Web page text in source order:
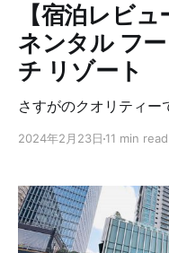
【宿泊レビ
ネンタル フ
チ リゾート
さすがのクオリティー
2024年2月23日 11 min read